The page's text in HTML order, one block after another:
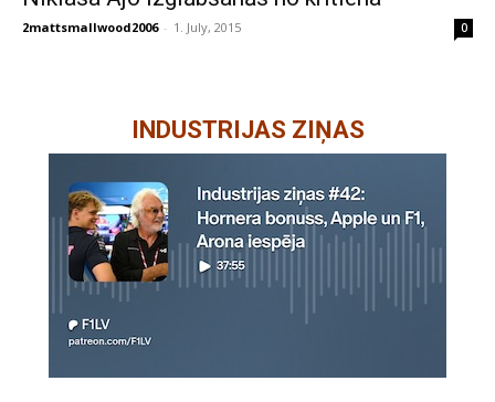
2mattsmallwood2006 - 1. July, 2015 0
INDUSTRIJAS ZIŅAS